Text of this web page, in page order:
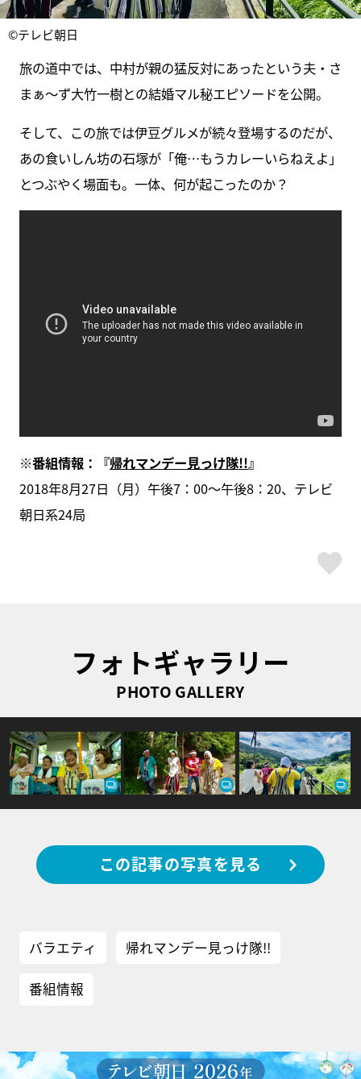
©テレビ朝日
旅の道中では、中村が親の猛反対にあったという夫・さ
まぁ～ず大竹一樹との結婚マル秘エピソードを公開。
そして、この旅では伊豆グルメが続々登場するのだが、
あの食いしん坊の石塚が「俺…もうカレーいらねえよ」
とつぶやく場面も。一体、何が起こったのか？
※番組情報：『帰れマンデー見っけ隊!!』
2018年8月27日（月）午後7：00～午後8：20、テレビ
朝日系24局
フォトギャラリー
PHOTO GALLERY
この記事の写真を見る
バラエティ 帰れマンデー見っけ隊!!
番組情報